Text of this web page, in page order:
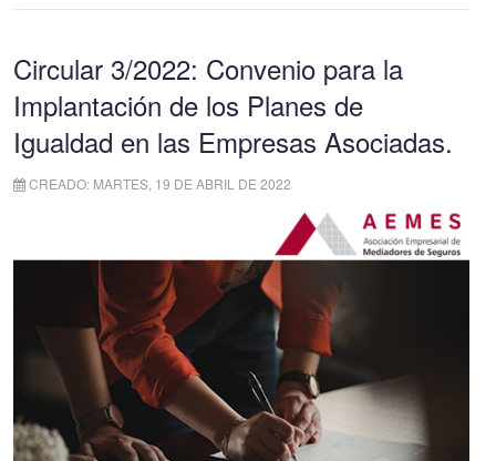
Circular 3/2022: Convenio para la
Implantación de los Planes de
Igualdad en las Empresas Asociadas.
CREADO: MARTES, 19 DE ABRIL DE 2022